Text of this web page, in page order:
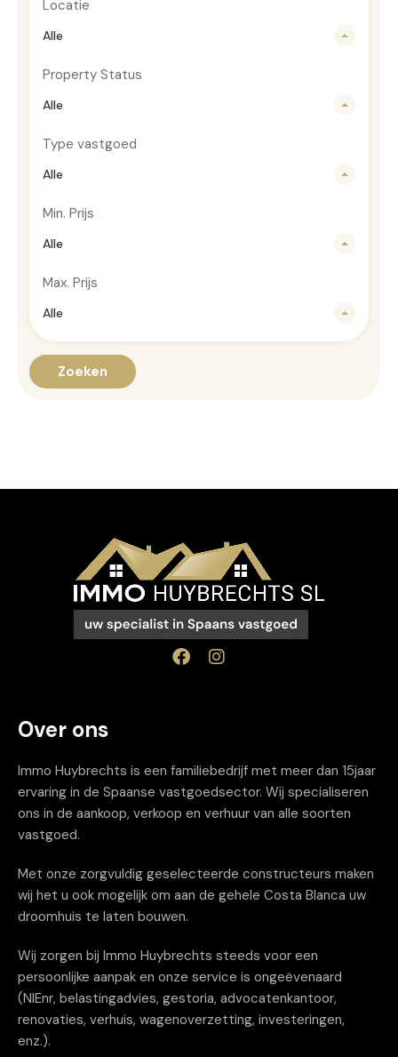
Locatie
Alle
Property Status
Alle
Type vastgoed
Alle
Min. Prijs
Alle
Max. Prijs
Alle
Zoeken
Over ons
Immo Huybrechts is een familiebedrijf met meer dan 15jaar
ervaring in de Spaanse vastgoedsector. Wij specialiseren
ons in de aankoop, verkoop en verhuur van alle soorten
vastgoed.
Met onze zorgvuldig geselecteerde constructeurs maken
wij het u ook mogelijk om aan de gehele Costa Blanca uw
droomhuis te laten bouwen.
Wij zorgen bij Immo Huybrechts steeds voor een
persoonlijke aanpak en onze service is ongeëvenaard
(NIEnr, belastingadvies, gestoria, advocatenkantoor,
renovaties, verhuis, wagenoverzetting, investeringen,
enz.).